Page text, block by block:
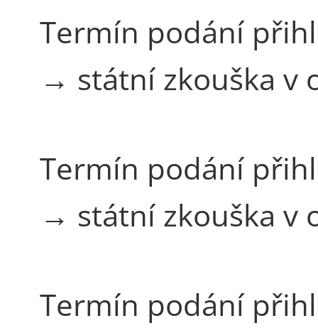
Termín podání
→ státní zkouška v
Termín podání
→ státní zkouška v
Termín podání